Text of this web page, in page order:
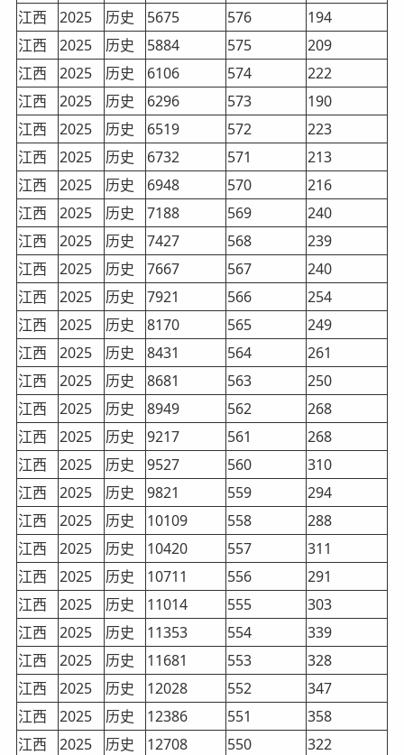
江西
2025 历史 5675 576
194
江西
2025 历史 5884 575
209
江西
2025 历史 6106 574
222
江西
2025 历史 6296 573
190
江西
2025 历史 6519 572
223
江西
2025 历史 6732 571
213
江西
2025 历史 6948 570
216
江西
2025 历史 7188 569
240
江西
2025 历史 7427 568
239
江西
2025 历史 7667 567
240
江西
2025 历史 7921 566
254
江西
2025 历史 8170 565
249
江西
2025 历史 8431 564
261
江西
2025 历史 8681 563
250
江西
2025 历史 8949 562
268
江西
2025 历史 9217 561
268
江西
2025 历史 9527 560
310
江西
2025 历史 9821 559
294
江西
2025 历史 10109 558
288
江西
2025 历史 10420 557
311
江西
2025 历史 10711 556
291
江西
2025 历史 11014 555
303
江西
2025 历史 11353 554
339
江西
2025 历史 11681 553
328
江西
2025 历史 12028 552
347
江西
2025 历史 12386 551
358
江西
2025 历史 12708 550
322